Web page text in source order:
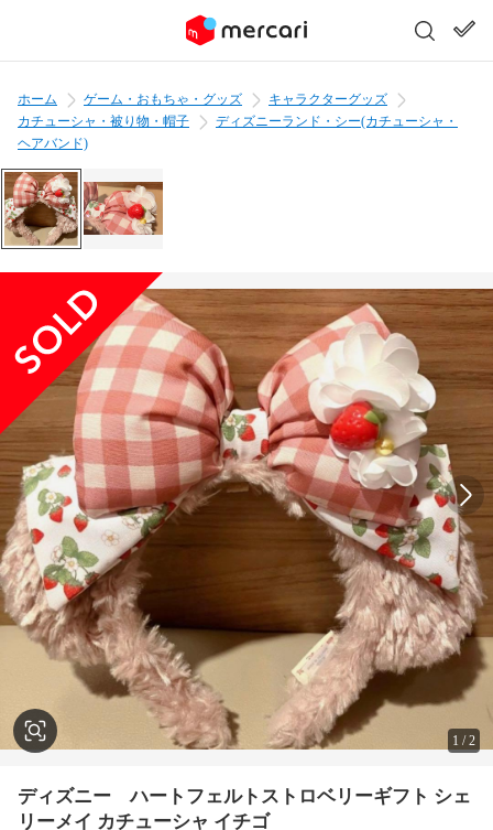
ホーム ゲーム・おもちゃ・グッズ
キャラクターグッズ
カチューシャ・被り物・帽子
ディズニーランド・シー(カチューシャ・
ヘアバンド)
1 /2
ディズニー ハートフェルトストロベリーギフト シェ
リーメイ カチューシャ イチゴ